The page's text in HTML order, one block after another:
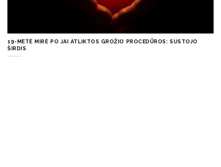
19-METĖ MIRĖ PO JAI ATLIKTOS GROŽIO PROCEDŪROS: SUSTOJO
ŠIRDIS